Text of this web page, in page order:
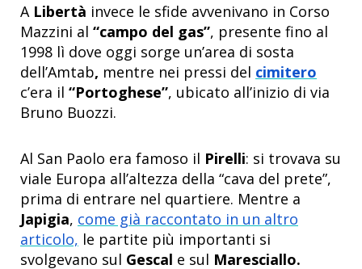
A Libertà invece le sfide avvenivano in Corso
Mazzini al “campo del gas”, presente fino al
1998 lì dove oggi sorge un’area di sosta
dell’Amtab, mentre nei pressi del cimitero
c’era il “Portoghese”, ubicato all’inizio di via
Bruno Buozzi.
Al San Paolo era famoso il Pirelli: si trovava su
viale Europa all’altezza della “cava del prete”,
prima di entrare nel quartiere. Mentre a
Japigia, come già raccontato in un altro
articolo, le partite più importanti si
svolgevano sul Gescal e sul Maresciallo.